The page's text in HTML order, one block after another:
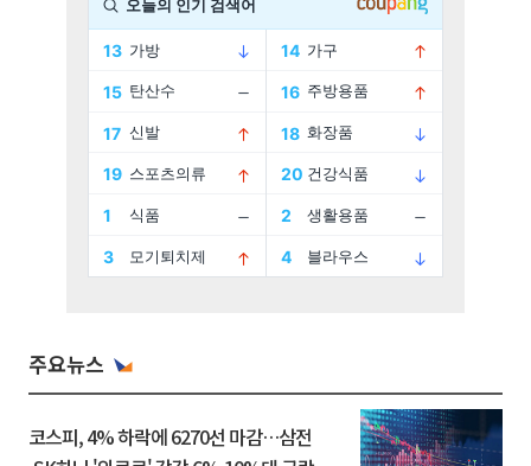
주요뉴스
코스피, 4% 하락에 6270선 마감…삼전